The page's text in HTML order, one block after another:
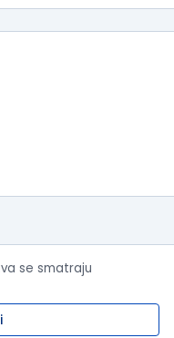
se smatraju